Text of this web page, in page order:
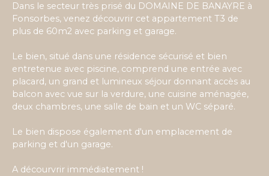
Dans le secteur très prisé du DOMAINE DE BANAYRE à
Fonsorbes, venez découvrir cet appartement T3 de
plus de 60m2 avec parking et garage.
Le bien, situé dans une résidence sécurisé et bien
entretenue avec piscine, comprend une entrée avec
placard, un grand et lumineux séjour donnant accès au
balcon avec vue sur la verdure, une cuisine aménagée,
deux chambres, une salle de bain et un WC séparé.
Le bien dispose également d'un emplacement de
parking et d'un garage.
A décourvrir immédiatement !